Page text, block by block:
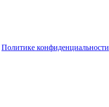
Политике конфиденциальности